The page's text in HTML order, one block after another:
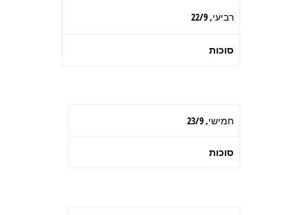
רביעי, 22/9
סוכות
חמישי, 23/9
סוכות